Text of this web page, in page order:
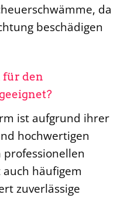
da
beschädigen
für den
ist aufgrund ihrer
hochwertigen
auch häufigem
zuverlässige